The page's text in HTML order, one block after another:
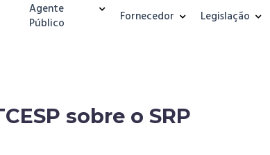
Agente
Público
Fornecedor Legislação
sobre o SRP